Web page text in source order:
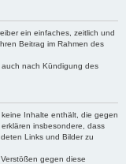
ein einfaches, zeitlich und
Beitrag im Rahmen des
nach Kündigung des
Inhalte enthält, die gegen
insbesondere, dass
Links und Bilder zu
gegen diese